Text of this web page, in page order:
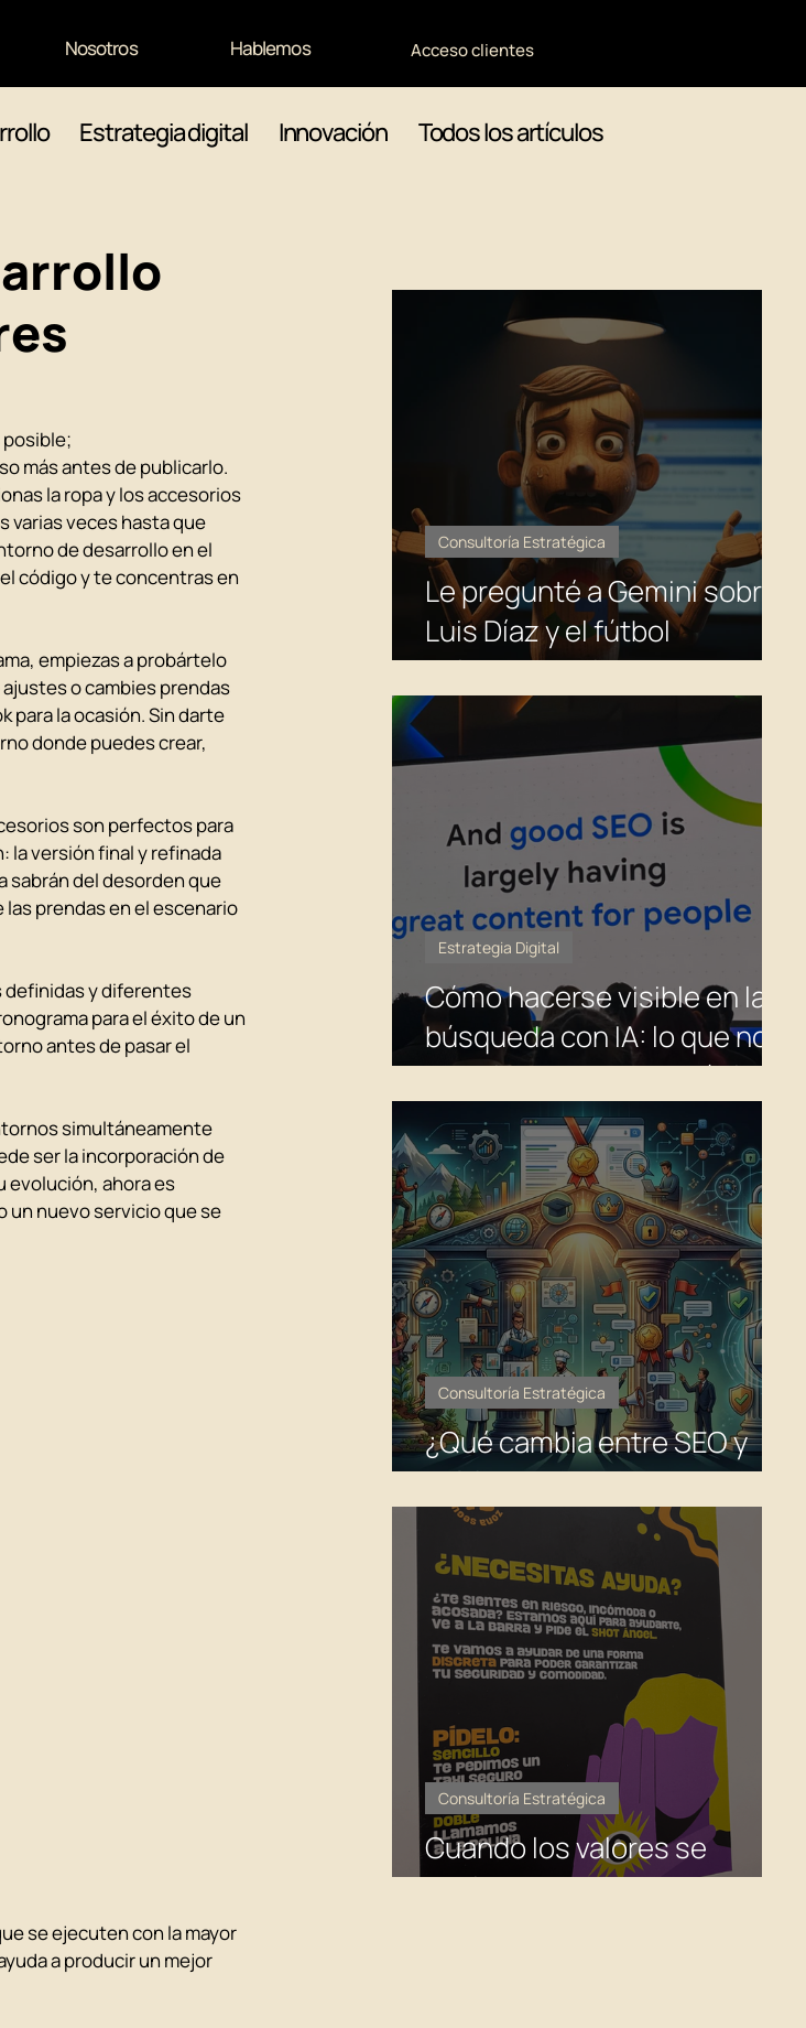
Nosotros Hablemos Acceso clientes
Estrategia digital Innovación Todos los artículos
más antes de publicarlo.
la ropa y los accesorios
varias veces hasta que
de desarrollo en el
código y te concentras en
empiezas a probártelo
o cambies prendas
la ocasión. Sin darte
donde puedes crear,
son perfectos para
la versión final y refinada
sabrán del desorden que
prendas en el escenario
definidas y diferentes
para el éxito de un
antes de pasar el
simultáneamente
ser la incorporación de
evolución, ahora es
un nuevo servicio que se
se ejecuten con la mayor
a producir un mejor
Le pregunté a Gemini sobre
Luis Díaz y el fútbol
colombiano. Se contradijo
solo. Esto es lo que significa
para el SEO y el GEO.
Consultoría Estratégica
Cómo hacerse visible en la
búsqueda con IA: lo que nos
dijo el intermediario público
de Google para la búsqueda
y lo que omitió.
Estrategia Digital
¿Qué cambia entre SEO y
AIO?
Consultoría Estratégica
Cuando los valores se
vuelven promesas activas
Consultoría Estratégica